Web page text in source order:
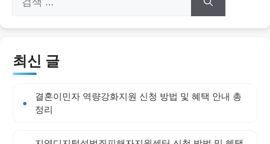
색:
최신 글
결혼이민자 역량강화지원 신청 방법 및 혜택 안내 총
정리